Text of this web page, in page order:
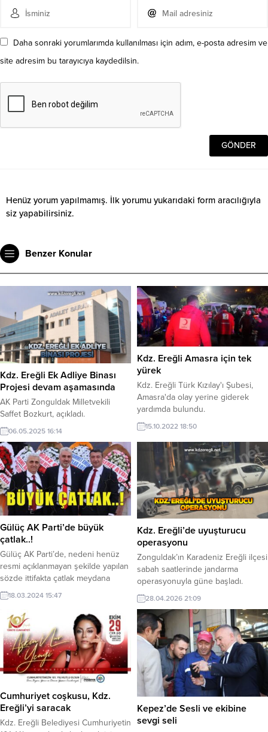
Daha sonraki yorumlarımda kullanılması için adım, e-posta adresim ve
site adresim bu tarayıcıya kaydedilsin.
Henüz yorum yapılmamış. İlk yorumu yukarıdaki form aracılığıyla
siz yapabilirsiniz.
Benzer Konular
Kdz. Ereğli Ek Adliye Binası
Projesi devam aşamasında
AK Parti Zonguldak Milletvekili
Saffet Bozkurt, açıkladı.
06.05.2025 16:14
Kdz. Ereğli Amasra için tek
yürek
Kdz. Ereğli Türk Kızılay'ı Şubesi,
Amasra'da olay yerine giderek
yardımda bulundu.
15.10.2022 18:50
Gülüç AK Parti’de büyük
çatlak..!
Gülüç AK Parti’de, nedeni henüz
resmi açıklanmayan şekilde yapılan
sözde ittifakta çatlak meydana
geldi.18.03.2024 15:47
Kdz. Ereğli’de uyuşturucu
operasyonu
Zonguldak’ın Karadeniz Ereğli ilçesi
sabah saatlerinde jandarma
operasyonuyla güne başladı.
28.04.2026 21:09
Cumhuriyet coşkusu, Kdz.
Ereğli’yi saracak
Kdz. Ereğli Belediyesi Cumhuriyetin
Kepez’de Sesli ve ekibine
sevgi seli